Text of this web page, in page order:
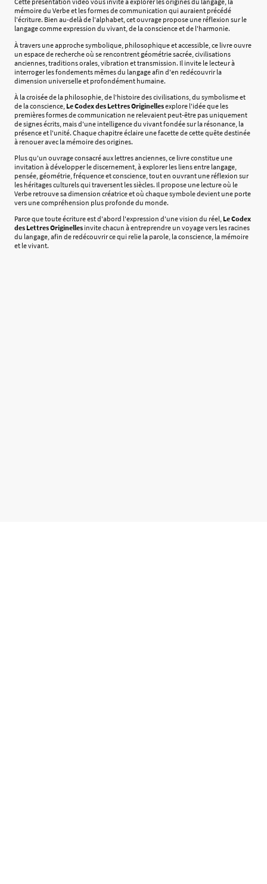
mémoire du Verbe et les formes de communication qui auraient précédé
l'écriture. Bien au-delà de l'alphabet, cet ouvrage propose une réflexion sur le
langage comme expression du vivant, de la conscience et de l'harmonie.
À travers une approche symbolique, philosophique et accessible, ce livre ouvre
un espace de recherche où se rencontrent géométrie sacrée, civilisations
anciennes, traditions orales, vibration et transmission. Il invite le lecteur à
interroger les fondements mêmes du langage afin d'en redécouvrir la
dimension universelle et profondément humaine.
À la croisée de la philosophie, de l'histoire des civilisations, du symbolisme et
de la conscience, Le Codex des Lettres Originellesexplore l'idée que les
premières formes de communication ne relevaient peut-être pas uniquement
de signes écrits, mais d'une intelligence du vivant fondée sur la résonance, la
présence et l'unité. Chaque chapitre éclaire une facette de cette quête destinée
à renouer avec la mémoire des origines.
Plus qu'un ouvrage consacré aux lettres anciennes, ce livre constitue une
invitation à développer le discernement, à explorer les liens entre langage,
pensée, géométrie, fréquence et conscience, tout en ouvrant une réflexion sur
les héritages culturels qui traversent les siècles. Il propose une lecture où le
Verbe retrouve sa dimension créatrice et où chaque symbole devient une porte
vers une compréhension plus profonde du monde.
Parce que toute écriture est d'abord l'expression d'une vision du réel, Le Codex
des Lettres Originelles invite chacun à entreprendre un voyage vers les racines
du langage, afin de redécouvrir ce qui relie la parole, la conscience, la mémoire
et le vivant.